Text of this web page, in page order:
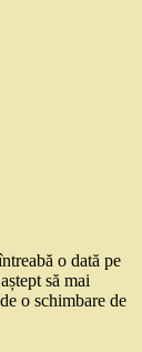
o dată pe
să mai
o schimbare de